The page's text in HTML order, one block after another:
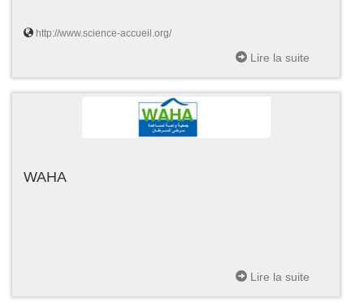
http://www.science-accueil.org/
Lire la suite
WAHA
Lire la suite